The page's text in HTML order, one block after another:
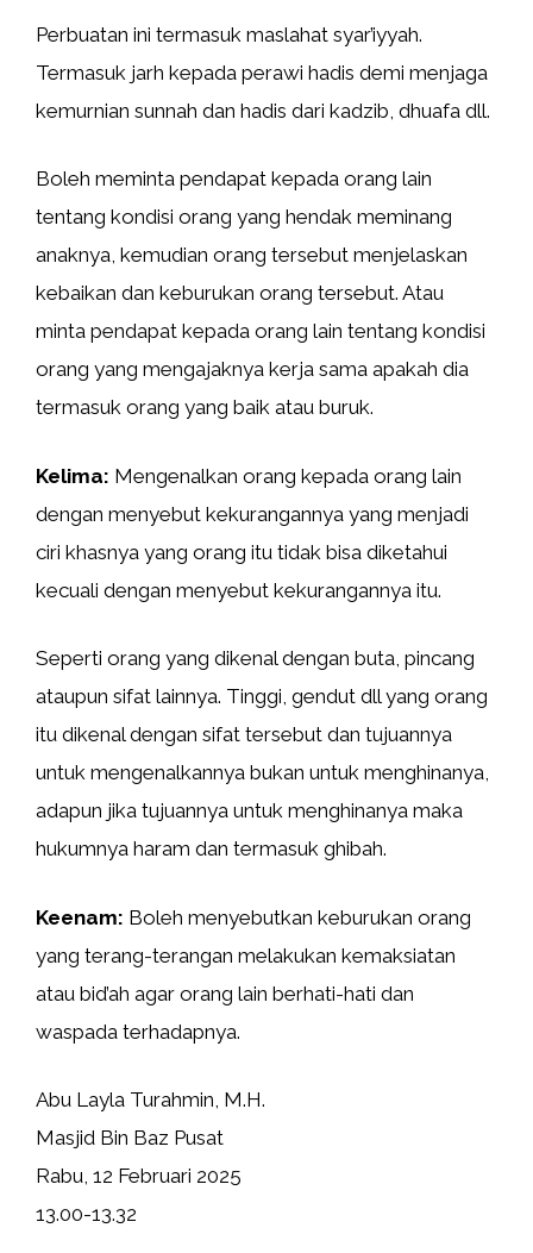
Perbuatan ini termasuk maslahat syar’iyyah.
Termasuk jarh kepada perawi hadis demi menjaga
kemurnian sunnah dan hadis dari kadzib, dhuafa dll.
Boleh meminta pendapat kepada orang lain
tentang kondisi orang yang hendak meminang
anaknya, kemudian orang tersebut menjelaskan
kebaikan dan keburukan orang tersebut. Atau
minta pendapat kepada orang lain tentang kondisi
orang yang mengajaknya kerja sama apakah dia
termasuk orang yang baik atau buruk.
Kelima: Mengenalkan orang kepada orang lain
dengan menyebut kekurangannya yang menjadi
ciri khasnya yang orang itu tidak bisa diketahui
kecuali dengan menyebut kekurangannya itu.
Seperti orang yang dikenal dengan buta, pincang
ataupun sifat lainnya. Tinggi, gendut dll yang orang
itu dikenal dengan sifat tersebut dan tujuannya
untuk mengenalkannya bukan untuk menghinanya,
adapun jika tujuannya untuk menghinanya maka
hukumnya haram dan termasuk ghibah.
Keenam: Boleh menyebutkan keburukan orang
yang terang-terangan melakukan kemaksiatan
atau bid’ah agar orang lain berhati-hati dan
waspada terhadapnya.
Abu Layla Turahmin, M.H.
Masjid Bin Baz Pusat
Rabu, 12 Februari 2025
13.00-13.32